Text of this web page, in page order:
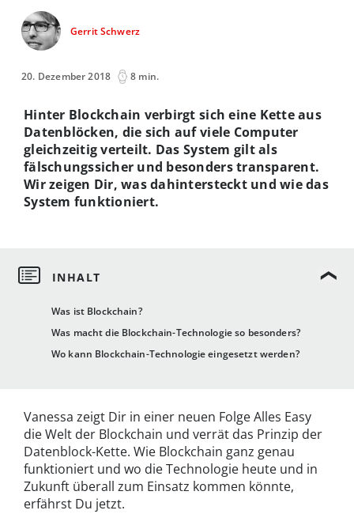
Gerrit Schwerz
20. Dezember 2018 8 min.
Was ist Blockchain?
Was macht die Blockchain-Technologie so besonders?
Wo kann Blockchain-Technologie eingesetzt werden?
Hinter Blockchain verbirgt sich eine Kette aus
Datenblöcken, die sich auf viele Computer
gleichzeitig verteilt. Das System gilt als
fälschungssicher und besonders transparent.
Wir zeigen Dir, was dahintersteckt und wie das
System funktioniert.
Vanessa zeigt Dir in einer neuen Folge Alles Easy
die Welt der Blockchain und verrät das Prinzip der
Datenblock-Kette. Wie Blockchain ganz genau
funktioniert und wo die Technologie heute und in
Zukunft überall zum Einsatz kommen könnte,
erfährst Du jetzt.